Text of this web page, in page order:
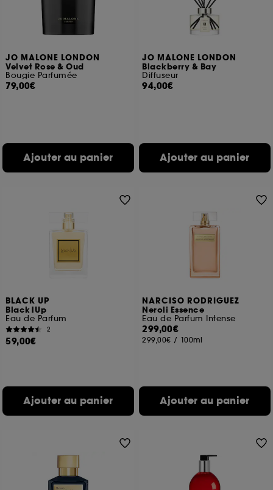
JO MALONE LONDON
Velvet Rose & Oud
Bougie Parfumée
79,00€
Ajouter au panier
JO MALONE LONDON
Blackberry & Bay
Diffuseur
94,00€
Ajouter au panier
BLACK UP
Black|Up
Eau de Parfum
2
59,00€
Ajouter au panier
NARCISO RODRIGUEZ
Neroli Essence
Eau de Parfum Intense
299,00€
299,00€ / 100ml
Ajouter au panier